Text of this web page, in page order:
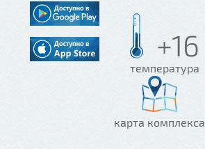
+16
температура
карта комплекса